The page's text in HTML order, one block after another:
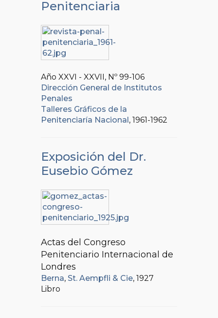
Penitenciaria
Año XXVI - XXVII, Nº 99-106
Dirección General de Institutos
Penales
Talleres Gráficos de la
Penitenciaría Nacional , 1961-1962
Exposición del Dr.
Eusebio Gómez
Actas del Congreso
Penitenciario Internacional de
Londres
Berna, St. Aempfli & Cie, 1927
Libro